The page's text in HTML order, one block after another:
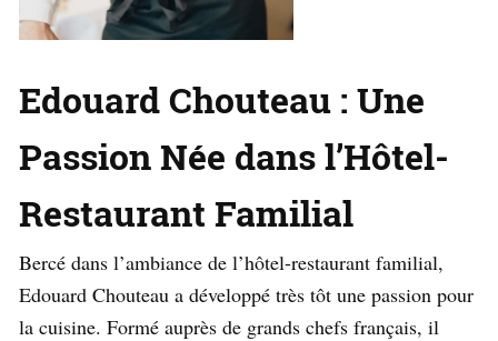
Edouard Chouteau : Une
Passion Née dans l’Hôtel-
Restaurant Familial
Bercé dans l’ambiance de l’hôtel-restaurant familial,
Edouard Chouteau a développé très tôt une passion pour
la cuisine. Formé auprès de grands chefs français, il